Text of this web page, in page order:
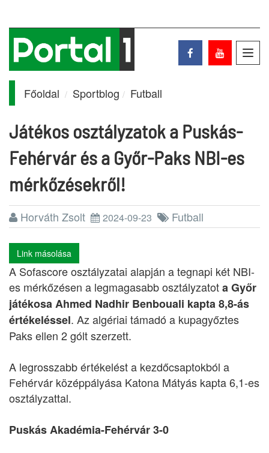
Főoldal Sportblog Futball
Játékos osztályzatok a Puskás-
Fehérvár és a Győr-Paks NBI-es
mérkőzésekről!
Horváth Zsolt 2024-09-23 Futball
Link másolása
A Sofascore osztályzatai alapján a tegnapi két NBI-
es mérkőzésen a legmagasabb osztályzatota Győr
játékosa Ahmed Nadhir Benbouali kapta 8,8-ás
értékeléssel. Az algériai támadó a kupagyőztes
Paks ellen 2 gólt szerzett.
A legrosszabb értékelést a kezdőcsaptokból a
Fehérvár középpályása Katona Mátyás kapta 6,1-es
osztályzattal.
Puskás Akadémia-Fehérvár 3-0